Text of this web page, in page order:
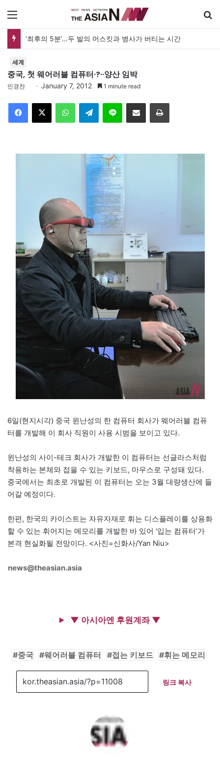
‘최후의 5분’…두 발의 머스킷과 병사가 버티는 시간
세계
중국, 첫 웨어러블 컴퓨터·?··양산 임박
민경찬 January 7, 2012 1 minute read
Telegram 이메일
6일(현지시각) 중국 윈난성의 한 컴퓨터 회사가 웨어러블 컴퓨
터를 개발해 이 회사 직원이 사용 시범을 보이고 있다.
윈난성의 사이-테크 회사가 개발한 이 컴퓨터는 선글라스처럼
착용하는 본체와 접을 수 있는 키보드, 마우스로 구성돼 있다.
중국에서는 최초로 개발된 이 컴퓨터는 오는 3월 대량생산에 들
어갈 예정이다.
한편, 한국의 카이스트는 자유자재로 휘는 디스플레이를 상용화
할 수 있는 휘어지는 메모리를 개발한 바 있어 ‘입는 컴퓨터’가
본격 현실화될 전망이다. <사진=신화사/Yan Niu>
news@theasian.asia
▼ 아시아엔 후원계좌 ▼
중국 웨어러블 컴퓨터 접는 키보드 휘는 메모리
링크 복사